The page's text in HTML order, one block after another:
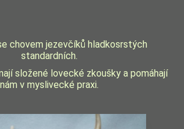
chovem jezevčíků hladkosrstých
standardních.
složené lovecké zkoušky a pomáhají
nám v myslivecké praxi.